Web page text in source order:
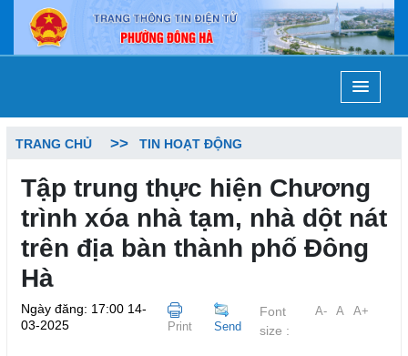
TRANG CHỦ TIN HOẠT ĐỘNG
Tập trung thực hiện Chương
trình xóa nhà tạm, nhà dột nát
trên địa bàn thành phố Đông
Hà
Ngày đăng: 17:00 14-
03-2025
Print Send
Font
size :
A- A A+